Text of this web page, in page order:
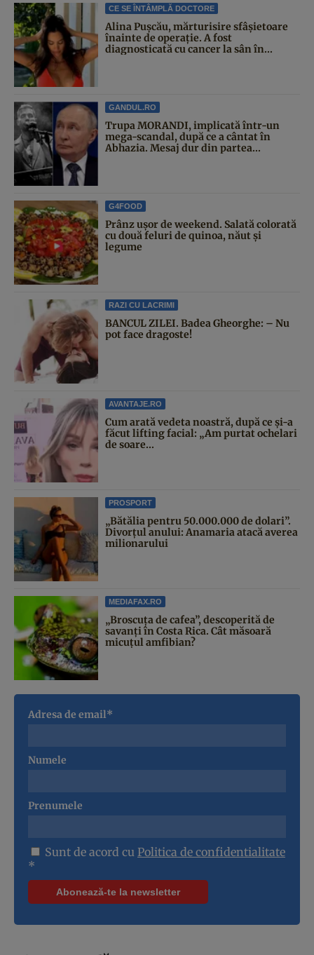
CE SE ÎNTÂMPLĂ DOCTORE
Alina Pușcău, mărturisire sfâșietoare
înainte de operație. A fost
diagnosticată cu cancer la sân în...
GANDUL.RO
Trupa MORANDI, implicată într-un
mega-scandal, după ce a cântat în
Abhazia. Mesaj dur din partea...
G4FOOD
Prânz ușor de weekend. Salată colorată
cu două feluri de quinoa, năut și
legume
RAZI CU LACRIMI
BANCUL ZILEI. Badea Gheorghe: – Nu
pot face dragoste!
AVANTAJE.RO
Cum arată vedeta noastră, după ce și-a
făcut lifting facial: „Am purtat ochelari
de soare...
PROSPORT
„Bătălia pentru 50.000.000 de dolari”.
Divorțul anului: Anamaria atacă averea
milionarului
MEDIAFAX.RO
„Broscuța de cafea”, descoperită de
savanți în Costa Rica. Cât măsoară
micuțul amfibian?
Adresa de email*
Numele
Prenumele
Sunt de acord cu Politica de confidentialitate
*